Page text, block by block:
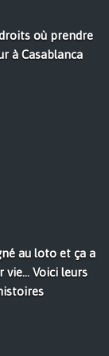
où prendre
à Casablanca
au loto et ça a
vie... Voici leurs